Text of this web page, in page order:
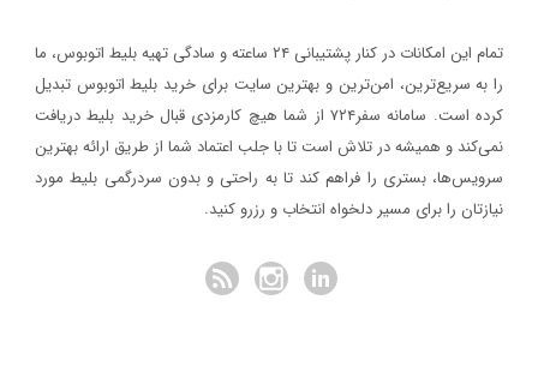
تمام این امکانات در کنار پشتیبانی‌ ۲۴ ساعته و سادگی تهیه بلیط اتوبوس، ما
را به سریع‌ترین، امن‌ترین و بهترین سایت برای خرید بلیط اتوبوس تبدیل
کرده است. سامانه سفر۷۲۴ از شما هیچ کارمزدی قبال خرید بلیط دریافت
نمی‌کند و همیشه در تلاش است تا با جلب اعتماد شما از طریق ارائه بهترین
سرویس‌ها، بستری را فراهم کند تا به راحتی و بدون سردرگمی بلیط مورد
نیازتان را برای مسیر دلخواه انتخاب و رزرو کنید.